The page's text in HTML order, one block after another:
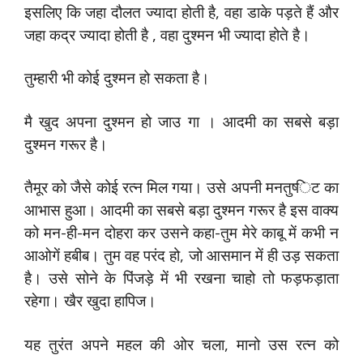
इसलिए कि जहा दौलत ज्‍यादा होती है, वहा डाके पड़ते हैं और
जहा कद्र ज्‍यादा होती है , वहा दुश्‍मन भी ज्‍यादा होते है।
तुम्‍हारी भी कोई दुश्‍मन हो सकता है।
मै खुद अपना दुश्‍मन हो जाउ गा । आदमी का सबसे बड़ा
दुश्‍मन गरूर है।
तैमूर को जैसे कोई रत्‍न मिल गया। उसे अपनी मनतुष्‍िट का
आभास हुआ। आदमी का सबसे बड़ा दुश्‍मन गरूर है इस वाक्‍य
को मन-ही-मन दोहरा कर उसने कहा-तुम मेरे काबू में कभी न
आओगें हबीब। तुम वह परंद हो, जो आसमान में ही उड़ सकता
है। उसे सोने के पिंजड़े में भी रखना चाहो तो फड़फड़ाता
रहेगा। खैर खुदा हापिज।
यह तुरंत अपने महल की ओर चला, मानो उस रत्‍न को